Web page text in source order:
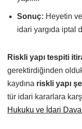
Sonuç: Heyetin
idari yargıda iptal
Riskli yapı tespiti
gerektirdiğinden
kaydına riskli yapı
tür idari kararlara
Hukuku ve İdari